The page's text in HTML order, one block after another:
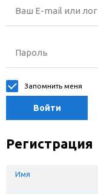
Ваш E-mail или
Пароль
Запомнить меня
Войти
Регистрация
Имя